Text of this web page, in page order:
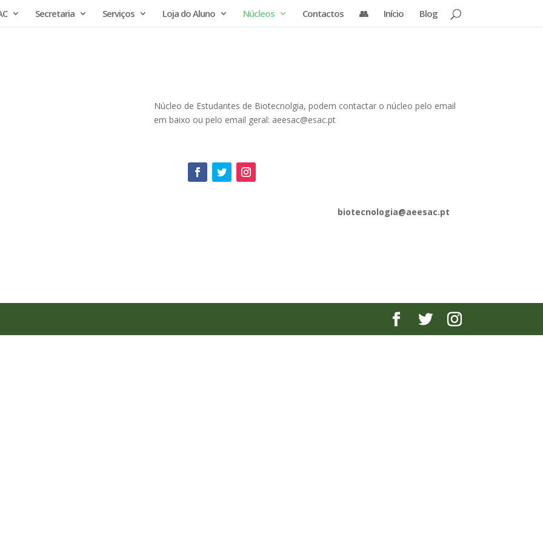
Secretaria Serviços Loja do Aluno Núcleos Contactos 👥 Início Blog
Núcleo de Estudantes de Biotecnolgia, podem contactar o núcleo pelo email
em baixo ou pelo email geral: aeesac@esac.pt
biotecnologia@aeesac.pt